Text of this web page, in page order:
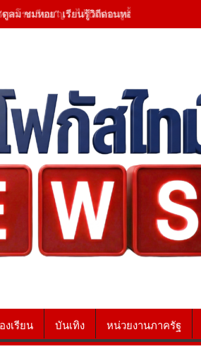
งโรงเรียน ญว. ได้ปิดประตูทั้งหมด
งเรียน บันเทิง หน่วยงานภาครัฐ